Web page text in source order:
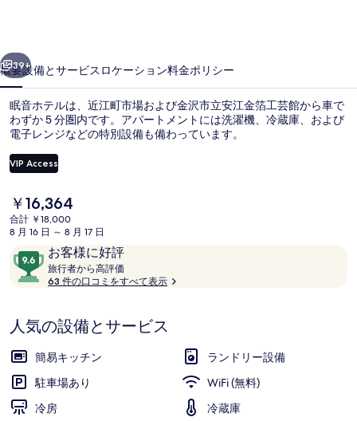
真
ギ
ャ
ラ
リ
39+
概要設備とサービス ロケーション料金ポリシー
眠音ホテルは、近江町市場および金沢市立安江金箔工芸館から車で
わずか 5 分圏内です。アパートメントには洗濯機、冷蔵庫、および
電子レンジなどの特別設備も備わっています。
VIP Access
現
在
の
金
は
￥16,364
￥16,364
合計 ￥18,000
8 月 16 日 ～ 8 月 17 日
口
コ
ミ
お客様に好評
10
段
階
9.6、
お
客
様
に
好
旅行者から高評価
行
ら
63 件の口コミをすべて表示
人気の設備とサービス
簡易キッチン
ランドリー設備
駐車場あり
WiFi (無料)
冷房
冷蔵庫